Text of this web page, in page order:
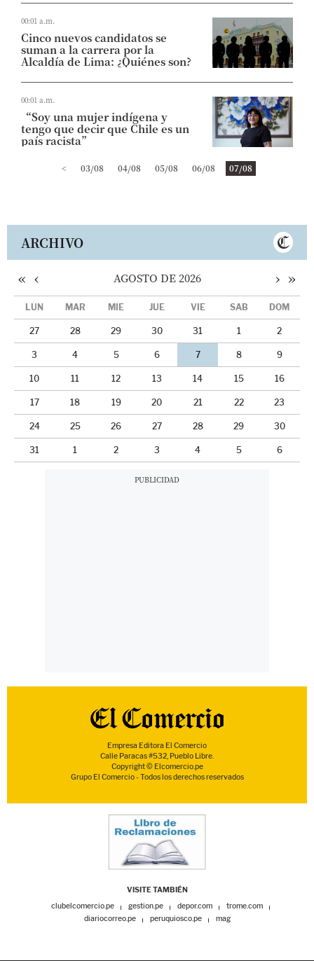
00:01 a.m.
Cinco nuevos candidatos se
suman a la carrera por la
Alcaldía de Lima: ¿Quiénes son?
00:01 a.m.
“Soy una mujer indígena y
tengo que decir que Chile es un
país racista”
< 03/08 04/08 05/08 06/08 07/08
ARCHIVO
« ‹ AGOSTO DE 2026 › »
LUN MAR MIÉ JUE VIE SÁB DOM
27 28 29 30 31 1 2
3 4 5 6 7 8 9
10 11 12 13 14 15 16
17 18 19 20 21 22 23
24 25 26 27 28 29 30
31 1 2 3 4 5 6
Empresa Editora El Comercio
Calle Paracas #532, Pueblo Libre.
Copyright © Elcomercio.pe
Grupo El Comercio - Todos los derechos reservados
VISITE TAMBIÉN
clubelcomercio.pe
gestion.pe depor.com
trome.com
diariocorreo.pe
peruquiosco.pe mag